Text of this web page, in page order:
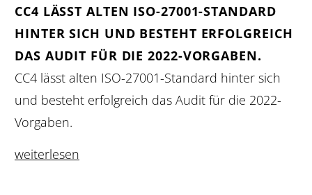
CC4 LÄSST ALTEN ISO-27001-STANDARD
HINTER SICH UND BESTEHT ERFOLGREICH
DAS AUDIT FÜR DIE 2022-VORGABEN.
CC4 lässt alten ISO-27001-Standard hinter sich
und besteht erfolgreich das Audit für die 2022-
Vorgaben.
weiterlesen